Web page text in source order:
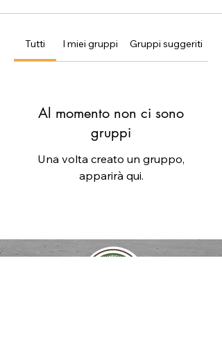
Tutti I miei gruppi Gruppi suggeriti
Al momento non ci sono
gruppi
Una volta creato un gruppo,
apparirà qui.